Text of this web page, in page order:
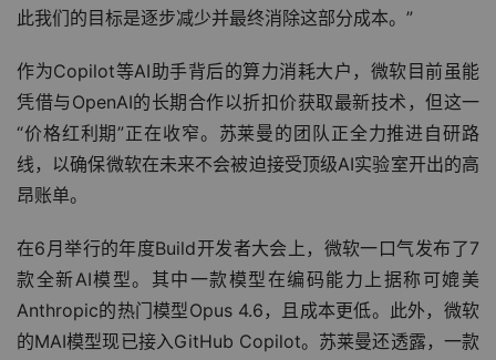
此我们的目标是逐步减少并最终消除这部分成本。”
作为Copilot等AI助手背后的算力消耗大户，微软目前虽能
凭借与OpenAI的长期合作以折扣价获取最新技术，但这一
“价格红利期”正在收窄。苏莱曼的团队正全力推进自研路
线，以确保微软在未来不会被迫接受顶级AI实验室开出的高
昂账单。
在6月举行的年度Build开发者大会上，微软一口气发布了7
款全新AI模型。其中一款模型在编码能力上据称可媲美
Anthropic的热门模型Opus 4.6，且成本更低。此外，微软
的MAI模型现已接入GitHub Copilot。苏莱曼还透露，一款